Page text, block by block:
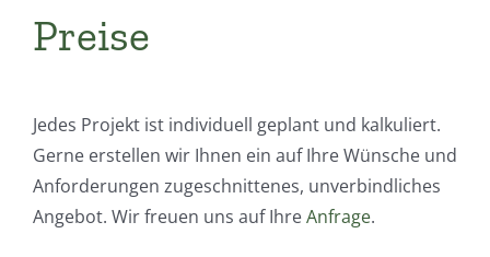
Preise
Jedes Projekt ist individuell geplant und kalkuliert.
Gerne erstellen wir Ihnen ein auf Ihre Wünsche und
Anforderungen zugeschnittenes, unverbindliches
Angebot. Wir freuen uns auf IhreAnfrage.